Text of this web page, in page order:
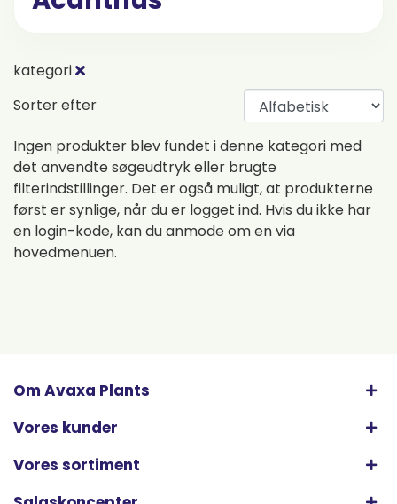
kategori
Sorter efter
Ingen produkter blev fundet i denne kategori med
det anvendte søgeudtryk eller brugte
filterindstillinger. Det er også muligt, at produkterne
først er synlige, når du er logget ind. Hvis du ikke har
en login-kode, kan du anmode om en via
hovedmenuen.
Om Avaxa Plants
Vores kunder
Vores sortiment